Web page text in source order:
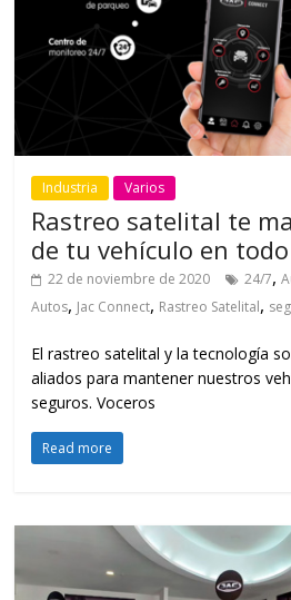
Industria Varios
Rastreo satelital te
de tu vehículo en
22 de noviembre de 2020 24/7,
Autos, Jac Connect, Rastreo Satelital,
El rastreo satelital y la tecnología
aliados para mantener nuestros
seguros. Voceros
Read more